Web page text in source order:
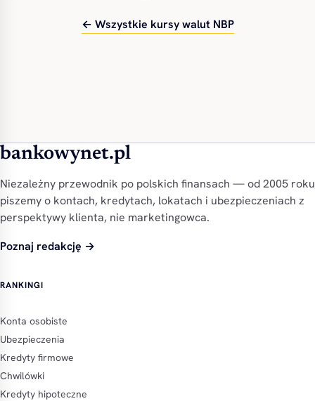
← Wszystkie kursy walut NBP
bankowynet.pl
Niezależny przewodnik po polskich finansach — od 2005 roku
piszemy o kontach, kredytach, lokatach i ubezpieczeniach z
perspektywy klienta, nie marketingowca.
Poznaj redakcję →
RANKINGI
Konta osobiste
Ubezpieczenia
Kredyty firmowe
Chwilówki
Kredyty hipoteczne